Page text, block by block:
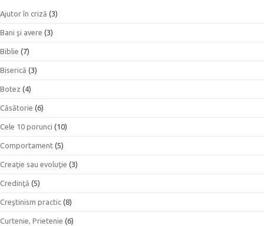
Ajutor în criză (3)
Bani şi avere (3)
Biblie (7)
Biserică (3)
Botez (4)
Căsătorie (6)
Cele 10 porunci (10)
Comportament (5)
Creaţie sau evoluţie (3)
Credinţă (5)
Creştinism practic (8)
Curtenie, Prietenie (6)